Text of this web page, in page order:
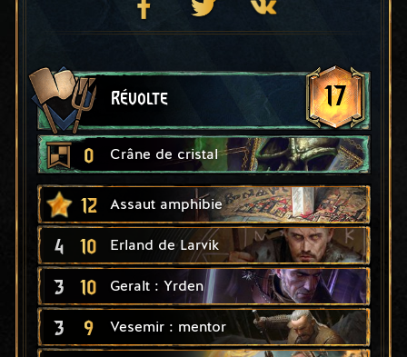
Révolte 17
0 Crâne de cristal
12 Assaut amphibie
4 10 Erland de Larvik
3 10 Geralt : Yrden
3 9 Vesemir : mentor